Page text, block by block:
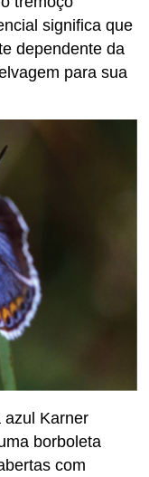
significa que
dependente da
para sua
azul Karner
borboleta
com